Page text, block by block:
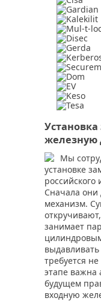
железную
Мы
установке
российского
Сначала
механизм.
занимает
требуется
этапе важна
будущем
входную